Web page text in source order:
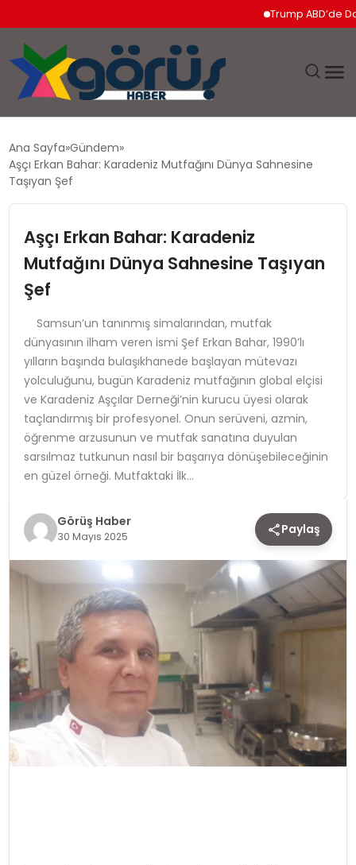
Trump ABD’de
EKONOMI
MAGAZIN
SAĞLIK
SPOR
TEKNOLOJI
YAŞAM
Ana Sayfa Gündem
Aşçı Erkan Bahar: Karadeniz Mutfağını Dünya Sahnesine
Taşıyan Şef
Aşçı Erkan Bahar: Karadeniz
Mutfağını Dünya Sahnesine Taşıyan
Şef
Samsun’un tanınmış simalarından, mutfak
dünyasının ilham veren ismi Şef Erkan Bahar, 1990’lı
yılların başında bulaşıkhanede başlayan mütevazı
yolculuğunu, bugün Karadeniz mutfağının global elçisi
ve Karadeniz Aşçılar Derneği’nin kurucu üyesi olarak
taçlandırmış bir profesyonel. Onun serüveni, azmin,
öğrenme arzusunun ve mutfak sanatına duyulan
sarsılmaz tutkunun nasıl bir başarıya dönüşebileceğinin
en güzel örneği. Mutfaktaki İlk…
Görüş Haber
30 Mayıs 2025 Paylaş